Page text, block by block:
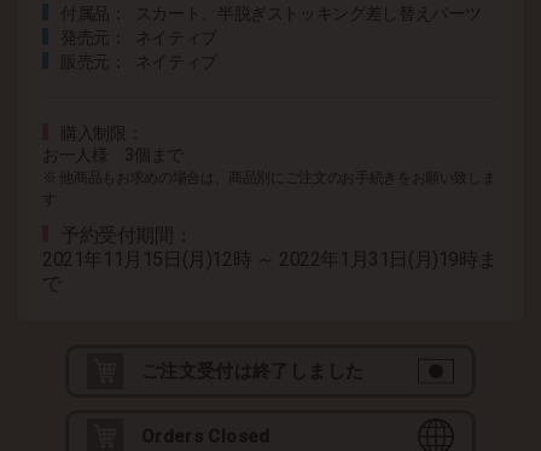
付属品
スカート、半脱ぎストッキング差し替えパーツ
発売元
ネイティブ
販売元
ネイティブ
購入制限
お一人様 3個まで
※ 他商品もお求めの場合は、商品別にご注文のお手続きをお願い致しま
予約受付期間
2021年11月15日(月)12時 ～ 2022年1月31日(月)19時ま
で